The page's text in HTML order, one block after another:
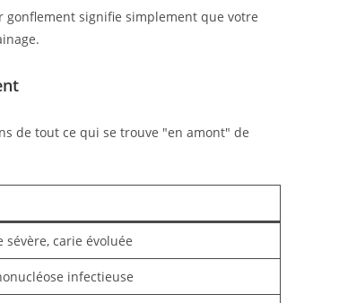
signifie simplement que votre
de tout ce qui se trouve "en amont" de
carie évoluée
infectieuse